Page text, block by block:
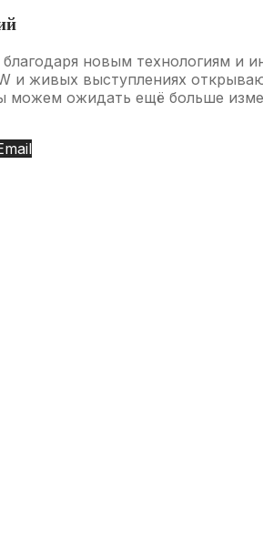
новым технологиям
и живых выступлениях
можем ожидать ещё больше